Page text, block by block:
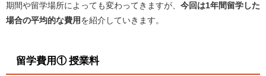
期間や留学場所によっても変わってきますが、 今回は1年間留学した
場合の平均的な費用 を紹介していきます。
留学費用① 授業料